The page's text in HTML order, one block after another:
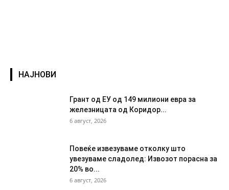
НАЈНОВИ
Грант од ЕУ од 149 милиони евра за
железницата од Коридор...
6 август, 2026
Повеќе извезуваме отколку што
увезуваме сладолед: Извозот порасна за
20% во...
6 август, 2026